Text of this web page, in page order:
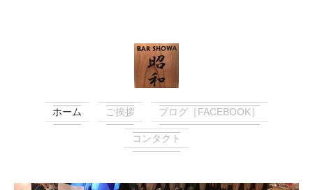
ホーム ご挨拶 ブログ［FACEBOOK］
コンタクト